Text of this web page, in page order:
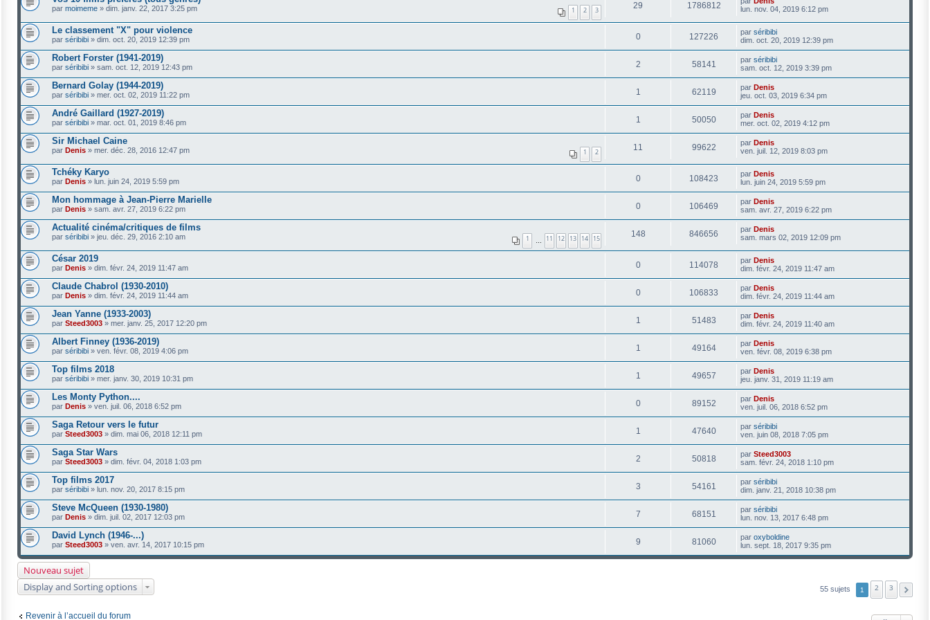
par moimeme » dim. janv. 22, 2017 3:25 pm 1 2 3 29 1786812
lun. nov. 04, 2019 6:12 pm
Le classement "X" pour violence
par séribibi » dim. oct. 20, 2019 12:39 pm 0 127226 par séribibi
dim. oct. 20, 2019 12:39 pm
Robert Forster (1941-2019)
par séribibi » sam. oct. 12, 2019 12:43 pm 2 58141 par séribibi
sam. oct. 12, 2019 3:39 pm
Bernard Golay (1944-2019)
par séribibi » mer. oct. 02, 2019 11:22 pm 1 62119 par Denis
jeu. oct. 03, 2019 6:34 pm
André Gaillard (1927-2019)
par séribibi » mar. oct. 01, 2019 8:46 pm 1 50050 par Denis
mer. oct. 02, 2019 4:12 pm
Sir Michael Caine
par Denis » mer. déc. 28, 2016 12:47 pm 1 2 11 99622 par Denis
ven. juil. 12, 2019 8:03 pm
Tchéky Karyo
par Denis » lun. juin 24, 2019 5:59 pm 0 108423 par Denis
lun. juin 24, 2019 5:59 pm
Mon hommage à Jean-Pierre Marielle
par Denis » sam. avr. 27, 2019 6:22 pm 0 106469 par Denis
sam. avr. 27, 2019 6:22 pm
Actualité cinéma/critiques de films
par séribibi » jeu. déc. 29, 2016 2:10 am 1 … 11 12 13 14 15 148 846656 par Denis
sam. mars 02, 2019 12:09 pm
César 2019
par Denis » dim. févr. 24, 2019 11:47 am 0 114078 par Denis
dim. févr. 24, 2019 11:47 am
Claude Chabrol (1930-2010)
par Denis » dim. févr. 24, 2019 11:44 am 0 106833 par Denis
dim. févr. 24, 2019 11:44 am
Jean Yanne (1933-2003)
par Steed3003 » mer. janv. 25, 2017 12:20 pm 1 51483 par Denis
dim. févr. 24, 2019 11:40 am
Albert Finney (1936-2019)
par séribibi » ven. févr. 08, 2019 4:06 pm 1 49164 par Denis
ven. févr. 08, 2019 6:38 pm
Top films 2018
par séribibi » mer. janv. 30, 2019 10:31 pm 1 49657 par Denis
jeu. janv. 31, 2019 11:19 am
Les Monty Python....
par Denis » ven. juil. 06, 2018 6:52 pm 0 89152 par Denis
ven. juil. 06, 2018 6:52 pm
Saga Retour vers le futur
par Steed3003 » dim. mai 06, 2018 12:11 pm 1 47640 par séribibi
ven. juin 08, 2018 7:05 pm
Saga Star Wars
par Steed3003 » dim. févr. 04, 2018 1:03 pm 2 50818 par Steed3003
sam. févr. 24, 2018 1:10 pm
Top films 2017
par séribibi » lun. nov. 20, 2017 8:15 pm 3 54161 par séribibi
dim. janv. 21, 2018 10:38 pm
Steve McQueen (1930-1980)
par Denis » dim. juil. 02, 2017 12:03 pm 7 68151 par séribibi
lun. nov. 13, 2017 6:48 pm
David Lynch (1946-...)
par Steed3003 » ven. avr. 14, 2017 10:15 pm 9 81060 par oxyboldine
lun. sept. 18, 2017 9:35 pm
Nouveau sujet
Display and Sorting options
55 sujets 1 2 3
Revenir à l’accueil du forum